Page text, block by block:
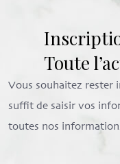
Toute
Vous souhaitez rester
suffit de saisir vos
toutes nos